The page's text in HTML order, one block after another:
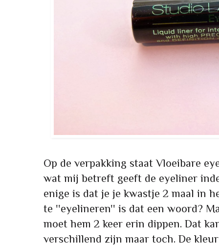
Op de verpakking staat Vloeibare
wat mij betreft geeft de eyeliner
enige is dat je je kwastje 2 maal in
te ''eyelineren'' is dat een woord?
moet hem 2 keer erin dippen. Dat
verschillend zijn maar toch. De